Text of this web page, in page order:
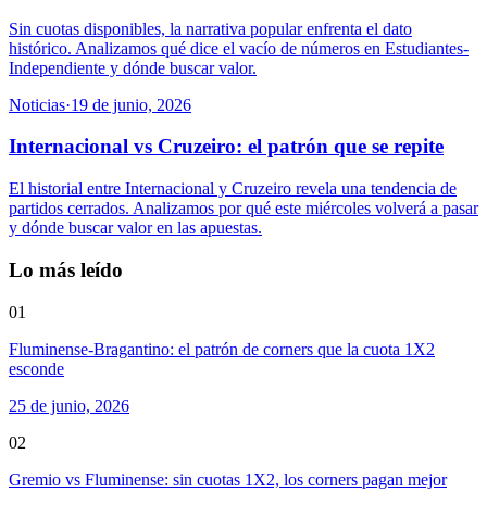
Sin cuotas disponibles, la narrativa popular enfrenta el dato
histórico. Analizamos qué dice el vacío de números en Estudiantes-
Independiente y dónde buscar valor.
Noticias·19 de junio, 2026
Internacional vs Cruzeiro: el patrón que se repite
El historial entre Internacional y Cruzeiro revela una tendencia de
partidos cerrados. Analizamos por qué este miércoles volverá a pasar
y dónde buscar valor en las apuestas.
Lo más leído
01
Fluminense-Bragantino: el patrón de corners que la cuota 1X2
esconde
25 de junio, 2026
02
Gremio vs Fluminense: sin cuotas 1X2, los corners pagan mejor